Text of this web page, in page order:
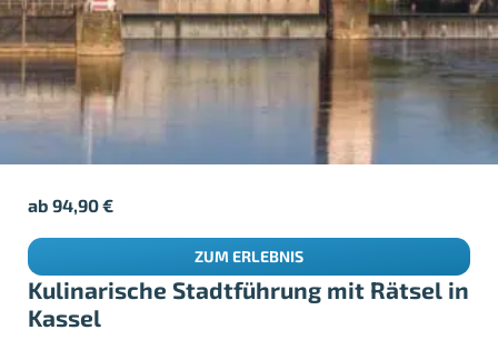
Kulinarische Stadtführung mit Rätsel in
Kassel
ab94,90€
ZUM ERLEBNIS